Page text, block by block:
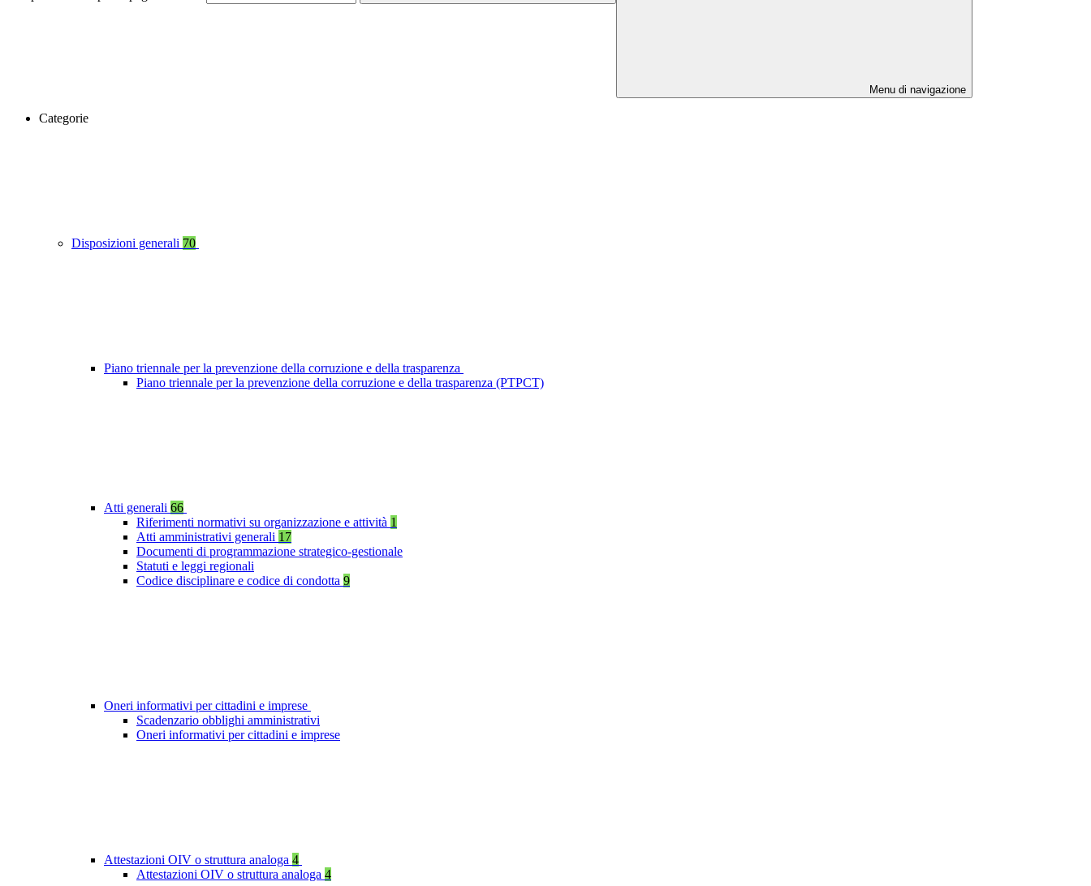
Menu di navigazione
Categorie
Disposizioni generali 70
Piano triennale per la prevenzione della corruzione e della trasparenza
Piano triennale per la prevenzione della corruzione e della trasparenza (PTPCT)
Atti generali 66
Riferimenti normativi su organizzazione e attività 1
Atti amministrativi generali 17
Documenti di programmazione strategico-gestionale
Statuti e leggi regionali
Codice disciplinare e codice di condotta 9
Oneri informativi per cittadini e imprese
Scadenzario obblighi amministrativi
Oneri informativi per cittadini e imprese
Attestazioni OIV o struttura analoga 4
Attestazioni OIV o struttura analoga 4